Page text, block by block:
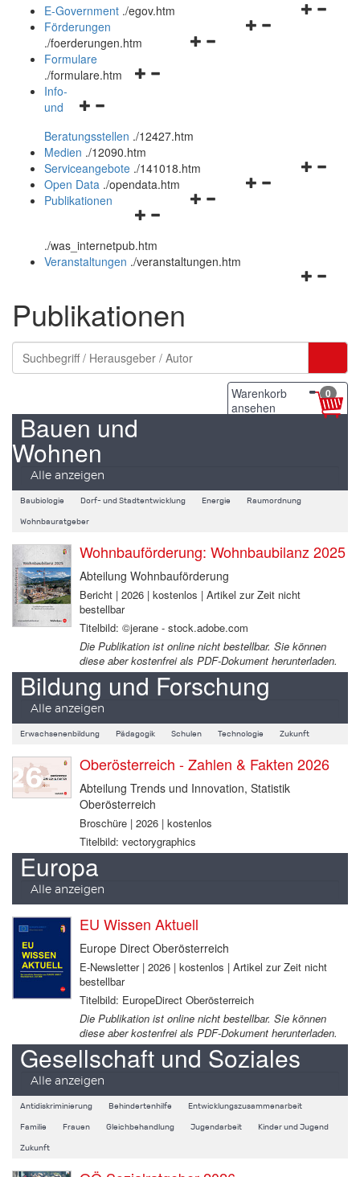
Navigationsmenü
E-Government ./egov.htm
Navigationsmenü
Förderungen
./foerderungen.htm
Navigationsmenü
Formulare
./formulare.htm
Navigationsmenü
und
schließen
Info-
und
Beratungsstellen ./12427.htm
Medien ./12090.htm
Navigationsmenü
Serviceangebote ./141018.htm
Navigationsmenü
Open Data ./opendata.htm
Navigationsmenü
und
schließen
Publikationen
./was_internetpub.htm
Veranstaltungen ./veranstaltungen.htm
Publikationen
Warenkorb
ansehen
0
Bauen und
Wohnen
Alle anzeigen
Baubiologie Dorf- und Stadtentwicklung Energie Raumordnung
Wohnbauratgeber
Wohnbauförderung: Wohnbaubilanz 2025
Abteilung Wohnbauförderung
Bericht | 2026 | kostenlos | Artikel zur Zeit nicht
bestellbar
Titelbild: ©jerane - stock.adobe.com
Die Publikation ist online nicht bestellbar. Sie können
diese aber kostenfrei als PDF-Dokument herunterladen.
Bildung und Forschung
Alle anzeigen
Erwachsenenbildung Pädagogik Schulen Technologie Zukunft
Oberösterreich - Zahlen & Fakten 2026
Abteilung Trends und Innovation, Statistik
Oberösterreich
Broschüre | 2026 | kostenlos
Titelbild: vectorygraphics
Europa
Alle anzeigen
EU Wissen Aktuell
Europe Direct Oberösterreich
E-Newsletter | 2026 | kostenlos | Artikel zur Zeit nicht
bestellbar
Titelbild: EuropeDirect Oberösterreich
Die Publikation ist online nicht bestellbar. Sie können
diese aber kostenfrei als PDF-Dokument herunterladen.
Gesellschaft und Soziales
Alle anzeigen
Antidiskriminierung Behindertenhilfe Entwicklungszusammenarbeit
Familie Frauen Gleichbehandlung Jugendarbeit Kinder und Jugend
Zukunft